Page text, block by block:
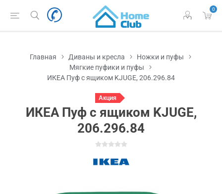
0
Главная Диваны и кресла
Ножки и пуфы
Мягкие пуфики и пуфы
ИКЕА Пуф с ящиком KJUGE, 206.296.84
Акция
ИКЕА Пуф с ящиком KJUGE,
206.296.84